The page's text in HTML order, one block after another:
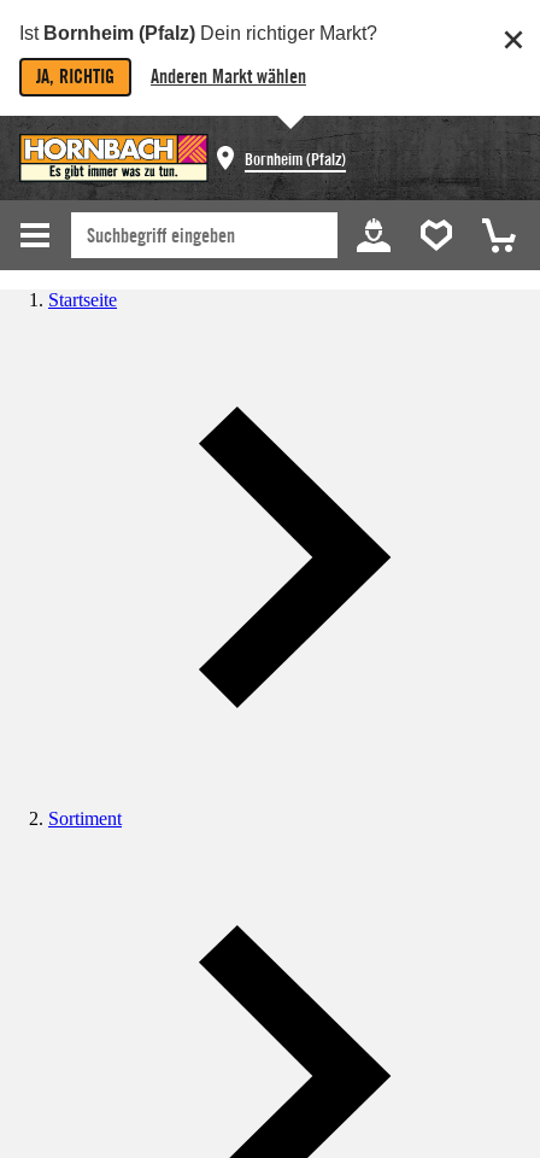
Ist Bornheim (Pfalz) Dein richtiger Markt?
JA, RICHTIG Anderen Markt wählen
Bornheim (Pfalz)
Startseite
Sortiment